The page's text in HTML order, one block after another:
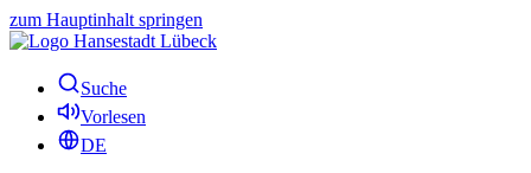
zum Hauptinhalt springen
Suche
Vorlesen
DE